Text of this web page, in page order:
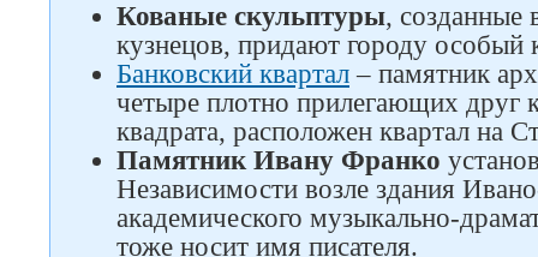
Кованые скульптуры, созданные
кузнецов, придают городу особый
Банковский квартал – памятник
четыре плотно прилегающих друг
квадрата, расположен квартал на
Памятник Ивану Франко
Независимости возле здания
академического музыкально-
тоже носит имя писателя.